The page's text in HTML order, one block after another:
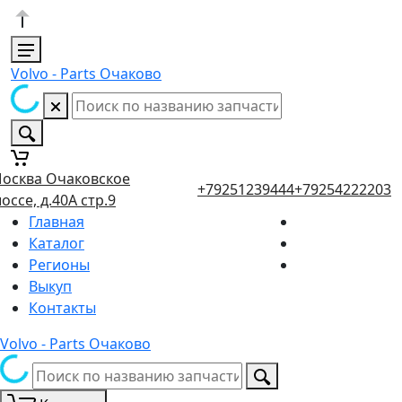
Volvo - Parts Очаково
Очаковское
д.40А стр.9
+79251239444+79254222203
Главная
Каталог
Регионы
Выкуп
Контакты
Volvo - Parts Очаково